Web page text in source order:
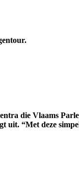
die Vlaams
“Met deze